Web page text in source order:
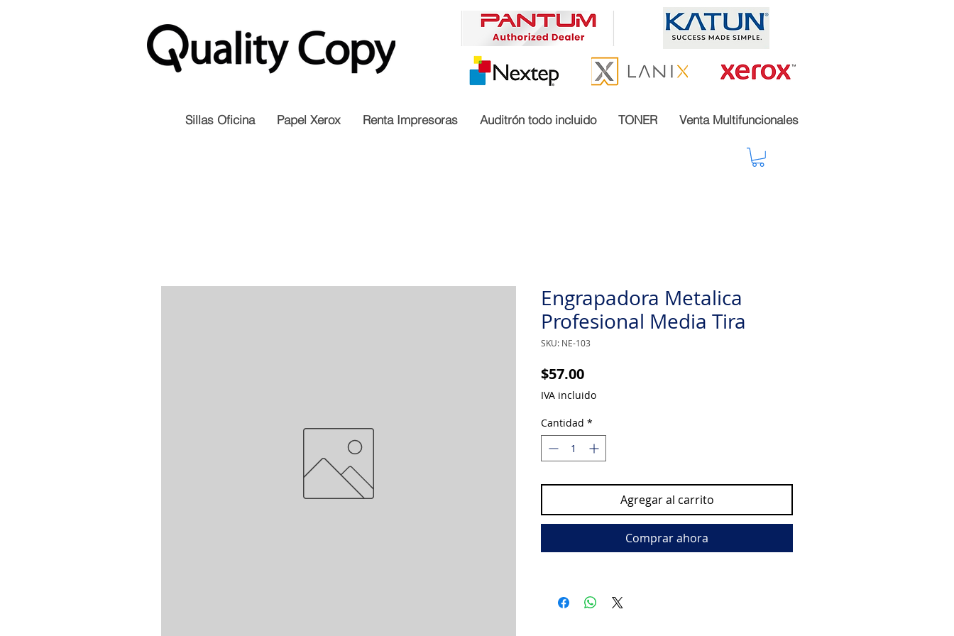
Sillas Oficina Papel Xerox Renta Impresoras Auditrón todo incluido TONER Venta Multifuncionales
Engrapadora Metalica
Profesional Media Tira
SKU: NE-103
$57.00Precio
IVA incluido
Cantidad *
Agregar al carrito
Comprar ahora